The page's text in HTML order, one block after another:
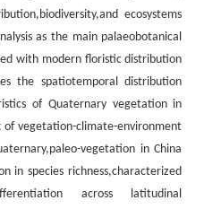
ecosystems
as the main palaeobotanical
with modern floristic distribution
the spatiotemporal distribution
of Quaternary vegetation in
vegetation-climate-environment
vegetation in China
in species richness,characterized
across latitudinal